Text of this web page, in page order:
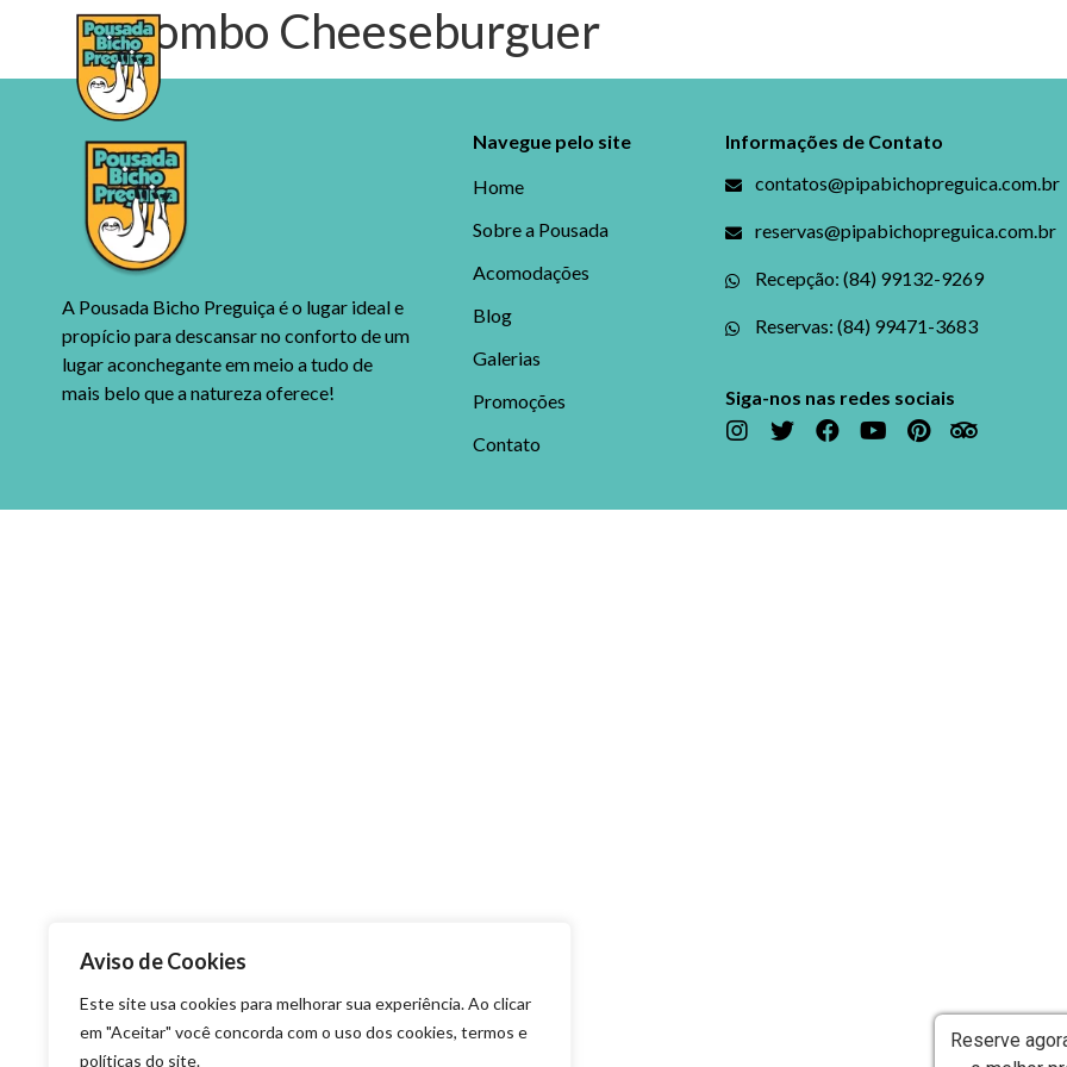
Aviso de Cookies
Este site usa cookies para melhorar sua experiência. Ao clicar
em "Aceitar" você concorda com o uso dos cookies, termos e
políticas do site.
Combo Cheeseburguer
A Pousada Bicho Preguiça é o lugar ideal e
propício para descansar no conforto de um
lugar aconchegante em meio a tudo de
mais belo que a natureza oferece!
Navegue pelo site
Home
Sobre a Pousada
Acomodações
Blog
Galerias
Promoções
Contato
Informações de Contato
contatos@pipabichopreguica.com.br
reservas@pipabichopreguica.com.br
Recepção: (84) 99132-9269
Reservas: (84) 99471-3683
Siga-nos nas redes sociais
Reserve